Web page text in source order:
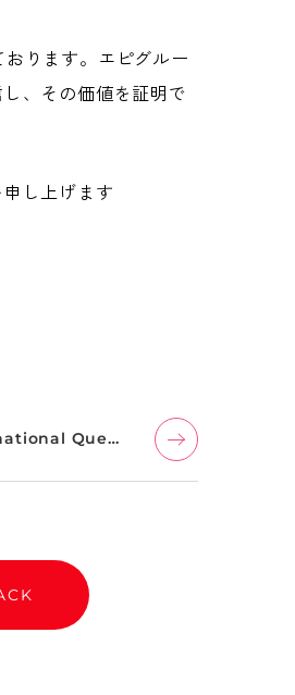
ります。エピグルー
、その価値を証明で
し上げます
Que…